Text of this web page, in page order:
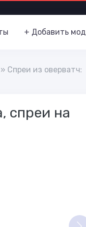
+ Добавить мод
» Спреи из оверватч:
спреи на